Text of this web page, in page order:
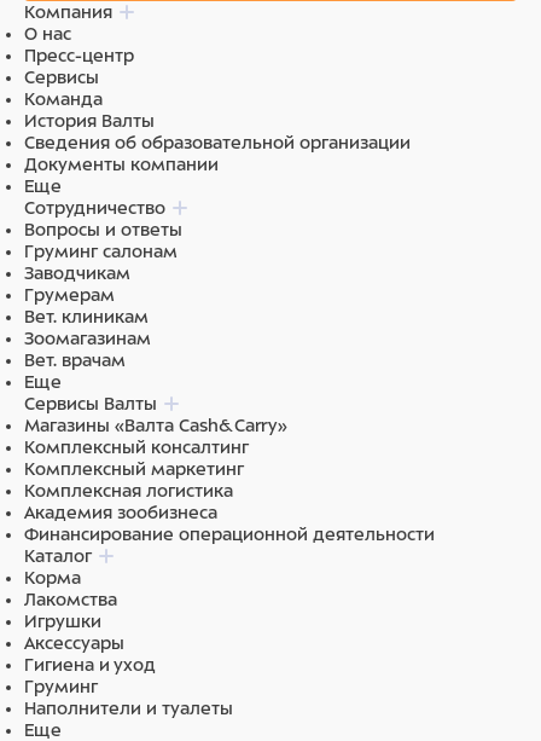
Компания
О нас
Пресс-центр
Сервисы
Команда
История Валты
Сведения об образовательной организации
Документы компании
Еще
Сотрудничество
Вопросы и ответы
Груминг салонам
Заводчикам
Грумерам
Вет. клиникам
Зоомагазинам
Вет. врачам
Еще
Сервисы Валты
Магазины «Валта Cash&Carry»
Комплексный консалтинг
Комплексный маркетинг
Комплексная логистика
Академия зообизнеса
Финансирование операционной деятельности
Каталог
Корма
Лакомства
Игрушки
Аксессуары
Гигиена и уход
Груминг
Наполнители и туалеты
Еще